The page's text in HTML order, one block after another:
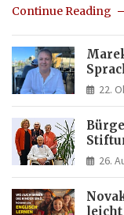
Continue Reading
Italia
22.
26.
leicht